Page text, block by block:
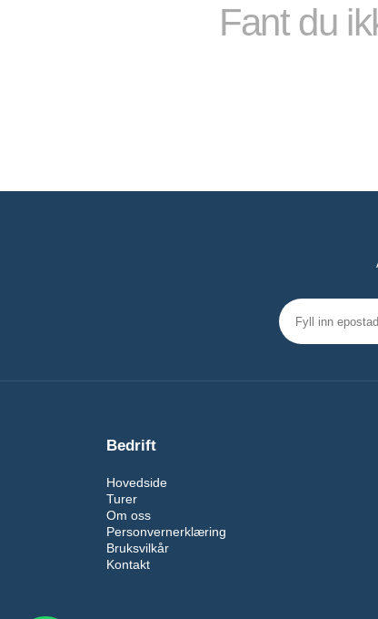
Fant du
Bedrift
Hovedside
Turer
Om oss
Personvernerklæring
Bruksvilkår
Kontakt